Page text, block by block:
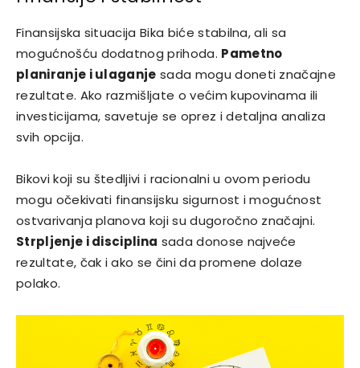
Finansijska situacija Bika biće stabilna, ali sa
mogućnošću dodatnog prihoda. Pametno
planiranje i ulaganje sada mogu doneti značajne
rezultate. Ako razmišljate o većim kupovinama ili
investicijama, savetuje se oprez i detaljna analiza
svih opcija.
Bikovi koji su štedljivi i racionalni u ovom periodu
mogu očekivati finansijsku sigurnost i mogućnost
ostvarivanja planova koji su dugoročno značajni.
Strpljenje i disciplina sada donose najveće
rezultate, čak i ako se čini da promene dolaze
polako.